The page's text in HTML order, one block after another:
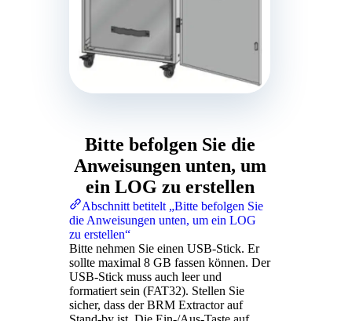
Bitte befolgen Sie die
Anweisungen unten, um
ein LOG zu erstellen
Abschnitt betitelt „Bitte befolgen Sie
die Anweisungen unten, um ein LOG
zu erstellen“
Bitte nehmen Sie einen USB-Stick. Er
sollte maximal 8 GB fassen können. Der
USB-Stick muss auch leer und
formatiert sein (FAT32). Stellen Sie
sicher, dass der BRM Extractor auf